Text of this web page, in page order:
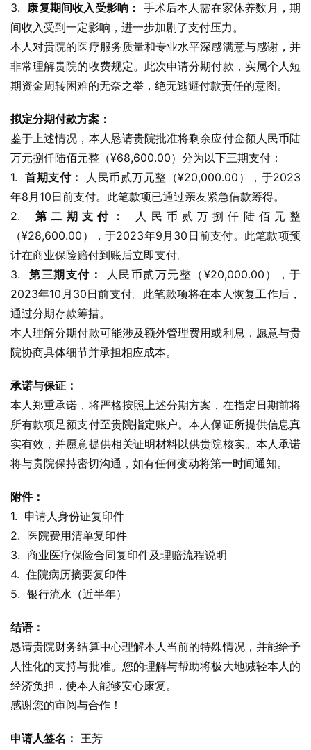
3. 康复期间收入受影响： 手术后本人需在家休养数月，期
间收入受到一定影响，进一步加剧了支付压力。
本人对贵院的医疗服务质量和专业水平深感满意与感谢，并
非常理解贵院的收费规定。此次申请分期付款，实属个人短
期资金周转困难的无奈之举，绝无逃避付款责任的意图。
拟定分期付款方案：
鉴于上述情况，本人恳请贵院批准将剩余应付金额人民币陆
万元捌仟陆佰元整（¥68,600.00）分为以下三期支付：
1. 首期支付：
人民币贰万元整（¥20,000.00），于2023
年8月10日前支付。此笔款项已通过亲友紧急借款筹得。
2. 第二期支付：
人民币贰万捌仟陆佰元整
（¥28,600.00），于2023年9月30日前支付。此笔款项预
计在商业保险赔付到账后立即支付。
3. 第三期支付：
人民币贰万元整（¥20,000.00），于
2023年10月30日前支付。此笔款项将在本人恢复工作后，
通过分期存款筹措。
本人理解分期付款可能涉及额外管理费用或利息，愿意与贵
院协商具体细节并承担相应成本。
承诺与保证：
本人郑重承诺，将严格按照上述分期方案，在指定日期前将
所有款项足额支付至贵院指定账户。本人保证所提供信息真
实有效，并愿意提供相关证明材料以供贵院核实。本人承诺
将与贵院保持密切沟通，如有任何变动将第一时间通知。
附件：
1.  申请人身份证复印件
2.  医院费用清单复印件
3.  商业医疗保险合同复印件及理赔流程说明
4.  住院病历摘要复印件
5.  银行流水（近半年）
结语：
恳请贵院财务结算中心理解本人当前的特殊情况，并能给予
人性化的支持与批准。您的理解与帮助将极大地减轻本人的
经济负担，使本人能够安心康复。
感谢您的审阅与合作！
申请人签名： 王芳